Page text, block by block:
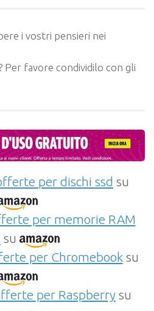
i vostri pensieri nei
Per favore condividilo con gli
per dischi ssd su
per memorie RAM
su
per Chromebooksu
per Raspberrysu